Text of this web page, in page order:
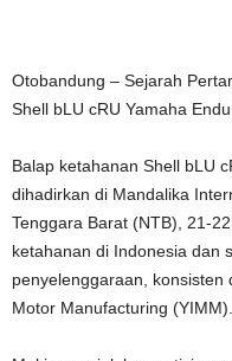
Otobandung – Sejarah
Shell bLU cRU Yamaha
Balap ketahanan Shell bLU
dihadirkan di Mandalika
Tenggara Barat (NTB), 21-
ketahanan di Indonesia dan
penyelenggaraan, konsisten
Motor Manufacturing (YIMM).